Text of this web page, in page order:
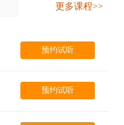
预约试听
预约试听
更多课程>>